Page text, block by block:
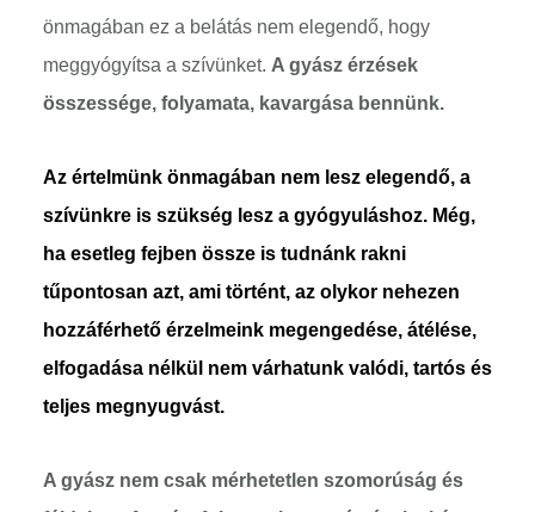
önmagában ez a belátás nem elegendő, hogy
meggyógyítsa a szívünket. A gyász érzések
összessége, folyamata, kavargása bennünk.
Az értelmünk önmagában nem lesz elegendő, a
szívünkre is szükség lesz a gyógyuláshoz. Még,
ha esetleg fejben össze is tudnánk rakni
tűpontosan azt, ami történt, az olykor nehezen
hozzáférhető érzelmeink megengedése, átélése,
elfogadása nélkül nem várhatunk valódi, tartós és
teljes megnyugvást.
A gyász nem csak mérhetetlen szomorúság és